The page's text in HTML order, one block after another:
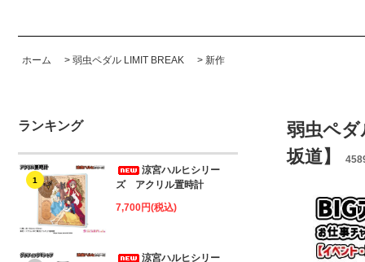
ホーム > 弱虫ペダル LIMIT BREAK > 新作
ランキング
1
涼宮ハルヒシリー
ズ アクリル置時計
7,700円(税込)
涼宮ハルヒシリー
弱虫ペ
坂道】